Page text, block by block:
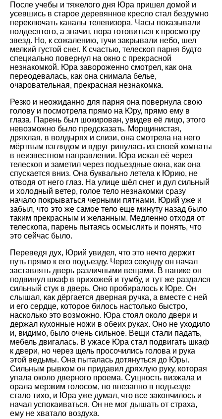
После учебы и тяжелого дня Юра пришел домой и
усевшись в старое деревянное кресло стал бездумно
переключать каналы телевизора. Часы показывали
полдесятого, а значит, пора готовиться к просмотру
звезд. Но, к сожалению, тучи закрывали небо, шел
мелкий густой снег. К счастью, телескоп парня будто
специально повернул на окно с прекрасной
незнакомкой. Юра завороженно смотрел, как она
переодевалась, как она снимала белье,
очаровательная, прекрасная незнакомка.
Резко и неожиданно для парня она повернула свою
голову и посмотрела прямо на Юру, прямо ему в
глаза. Парень был шокирован, увидев её лицо, этого
невозможно было предсказать. Морщинистая,
дряхлая, в волдырях и слизи, она смотрела на него
мёртвым взглядом и вдруг ринулась из своей комнаты
в неизвестном направлении. Юра искал её через
телескоп и заметил через подъездные окна, как она
спускается вниз. Она буквально летела к Юрию, не
отводя от него глаз. На улице шёл снег и дул сильный
и холодный ветер, голое тело незнакомки сразу
начало покрываться черными пятнами. Юрий уже и
забыл, что это же самое тело еще минуту назад было
таким прекрасным и желанным. Медленно отходя от
телескопа, парень пытаясь осмыслить и понять, что
это сейчас было.
Переведя дух, Юрий увидел, что это нечто держит
путь прямо к его подъезду. Через секунду он начал
заставлять дверь различными вещами. В панике он
подвинул шкаф в прихожей и тумбу, и тут же раздался
сильный стук в дверь. Оно пробиралось к Юре. Он
слышал, как дёргается дверная ручка, а вместе с ней
и его сердце, которое билось настолько быстро,
насколько это возможно. Юра стоял около двери и
держал кухонные ножи в обеих руках. Оно не уходило
и, видимо, было очень сильное. Вещи стали падать,
мебель двигалась. В ужасе Юра стал подвигать шкаф
к двери, но через щель просочились голова и рука
этой ведьмы. Она пыталась дотянуться до Юры.
Сильным рывком он придавил дряхлую руку, которая
упала около дверного проема. Сущность визжала и
орала мерзким голосом, но внезапно в подъезде
стало тихо, и Юра уже думал, что все закончилось и
начал успокаиваться. Он не мог дышать от страха,
ему не хватало воздуха.